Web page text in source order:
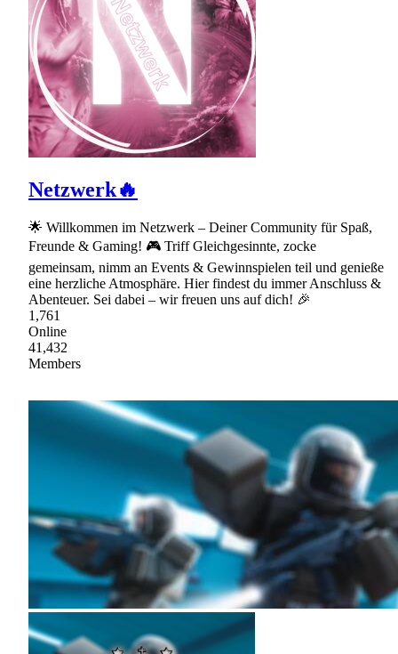
Netzwerk🔥
🌟 Willkommen im Netzwerk – Deiner Community für Spaß,
Freunde & Gaming! 🎮 Triff Gleichgesinnte, zocke
gemeinsam, nimm an Events & Gewinnspielen teil und genieße
eine herzliche Atmosphäre. Hier findest du immer Anschluss &
Abenteuer. Sei dabei – wir freuen uns auf dich! 🎉
1,761
Online
41,432
Members